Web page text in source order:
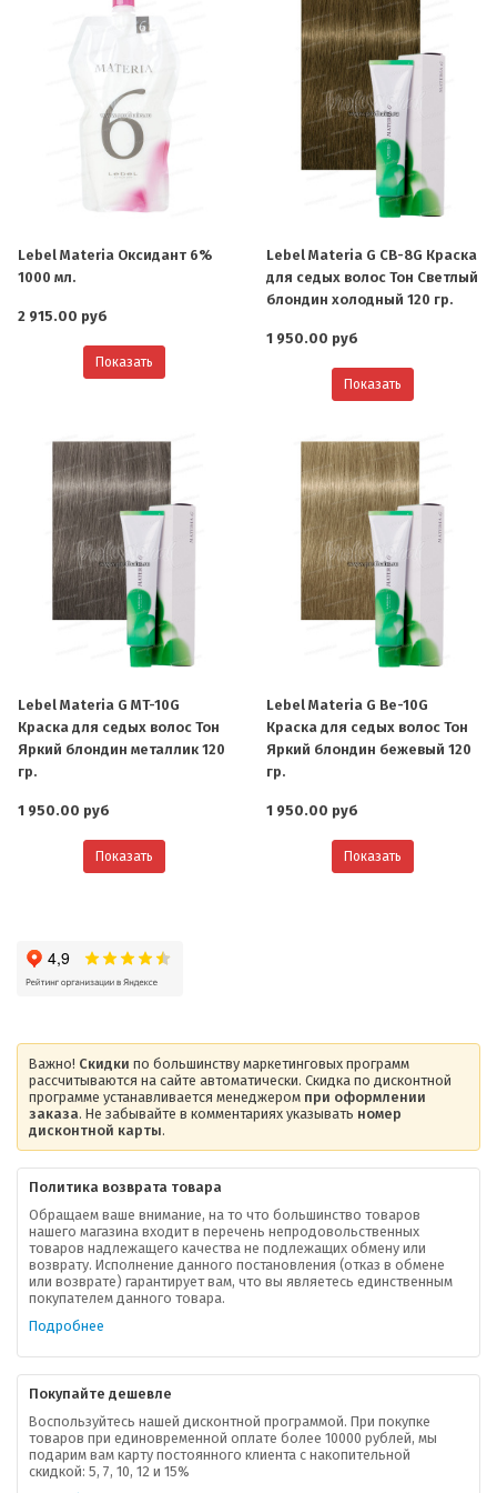
Lebel Materia Оксидант 6%
1000 мл.
2 915.00 руб
Показать
Lebel Materia G CB-8G Краска
для седых волос Тон Светлый
блондин холодный 120 гр.
1 950.00 руб
Показать
Lebel Materia G MT-10G
Краска для седых волос Тон
Яркий блондин металлик 120
гр.
1 950.00 руб
Показать
Lebel Materia G Be-10G
Краска для седых волос Тон
Яркий блондин бежевый 120
гр.
1 950.00 руб
Показать
Важно! Скидки по большинству маркетинговых программ
рассчитываются на сайте автоматически. Скидка по дисконтной
программе устанавливается менеджером при оформлении
заказа. Не забывайте в комментариях указывать номер
дисконтной карты.
Политика возврата товара
Обращаем ваше внимание, на то что большинство товаров
нашего магазина входит в перечень непродовольственных
товаров надлежащего качества не подлежащих обмену или
возврату. Исполнение данного постановления (отказ в обмене
или возврате) гарантирует вам, что вы являетесь единственным
покупателем данного товара.
Подробнее
Покупайте дешевле
Воспользуйтесь нашей дисконтной программой. При покупке
товаров при единовременной оплате более 10000 рублей, мы
подарим вам карту постоянного клиента с накопительной
скидкой: 5, 7, 10, 12 и 15%
О компании
Ваша скидка
Контактная информация
В помощь покупателю